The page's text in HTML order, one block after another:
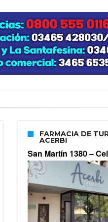
FARMACIA DE
ACERBI
San Martín 1380 –